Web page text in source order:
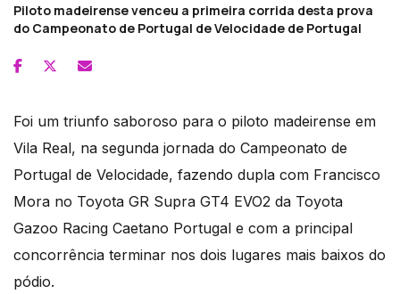
Piloto madeirense venceu a primeira corrida desta prova
do Campeonato de Portugal de Velocidade de Portugal
Foi um triunfo saboroso para o piloto madeirense em
Vila Real, na segunda jornada do Campeonato de
Portugal de Velocidade, fazendo dupla com Francisco
Mora no Toyota GR Supra GT4 EVO2 da Toyota
Gazoo Racing Caetano Portugal e com a principal
concorrência terminar nos dois lugares mais baixos do
pódio.